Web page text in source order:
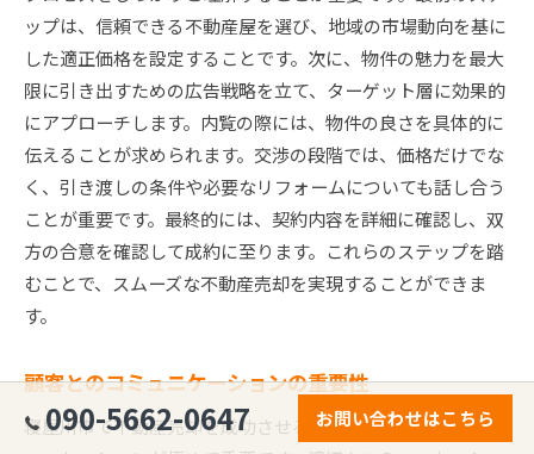
ップは、信頼できる不動産屋を選び、地域の市場動向を基に
した適正価格を設定することです。次に、物件の魅力を最大
限に引き出すための広告戦略を立て、ターゲット層に効果的
にアプローチします。内覧の際には、物件の良さを具体的に
伝えることが求められます。交渉の段階では、価格だけでな
く、引き渡しの条件や必要なリフォームについても話し合う
ことが重要です。最終的には、契約内容を詳細に確認し、双
方の合意を確認して成約に至ります。これらのステップを踏
むことで、スムーズな不動産売却を実現することができま
す。
顧客とのコミュニケーションの重要性
寝屋川市で不動産売却を成功させるためには、顧客とのコミ
090-5662-0647 お問い合わせはこちら